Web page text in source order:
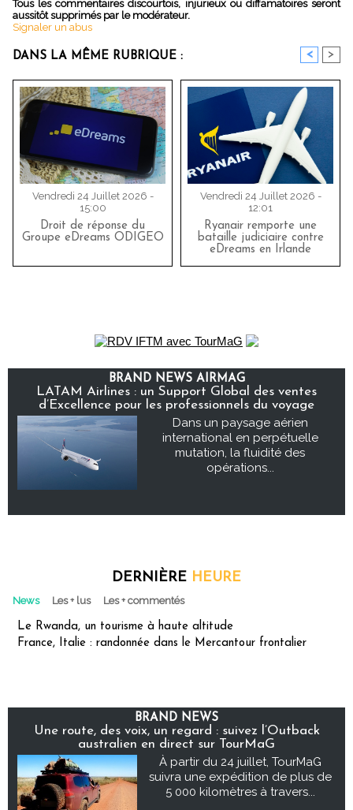
Tous les commentaires discourtois, injurieux ou diffamatoires seront
aussitôt supprimés par le modérateur.
Signaler un abus
DANS LA MÊME RUBRIQUE : < >
Vendredi 24 Juillet 2026 -
15:00
Droit de réponse du
Groupe eDreams ODIGEO
Vendredi 24 Juillet 2026 -
12:01
Ryanair remporte une
bataille judiciaire contre
eDreams en Irlande
BRAND NEWS AIRMAG
LATAM Airlines : un Support Global des ventes
d’Excellence pour les professionnels du voyage
Dans un paysage aérien
international en perpétuelle
mutation, la fluidité des
opérations...
DERNIÈRE HEURE
News Les + lus Les + commentés
Le Rwanda, un tourisme à haute altitude
France, Italie : randonnée dans le Mercantour frontalier
BRAND NEWS
Une route, des voix, un regard : suivez l’Outback
australien en direct sur TourMaG
À partir du 24 juillet, TourMaG
suivra une expédition de plus de
5 000 kilomètres à travers...